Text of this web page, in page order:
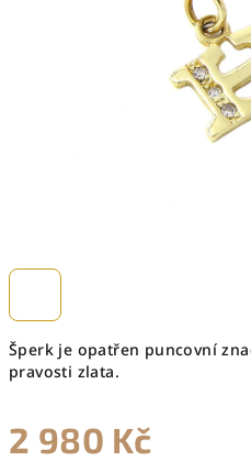
Šperk je opatřen puncovní
pravosti zlata.
2 980 Kč